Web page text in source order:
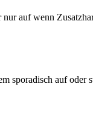
auf wenn
sporadisch auf oder